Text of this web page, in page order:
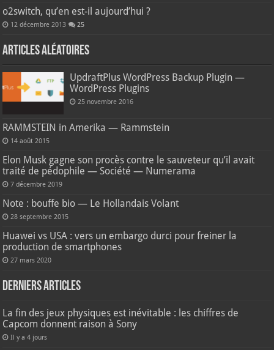
o2switch, qu’en est-il aujourd’hui ?
12 décembre 2013 25
Articles aléatoires
UpdraftPlus WordPress Backup Plugin —
WordPress Plugins
25 novembre 2016
RAMMSTEIN in Amerika — Rammstein
14 août 2015
Elon Musk gagne son procès contre le sauveteur qu’il avait
traité de pédophile — Société — Numerama
7 décembre 2019
Note : bouffe bio — Le Hollandais Volant
28 septembre 2015
Huawei vs USA : vers un embargo durci pour freiner la
production de smartphones
27 mars 2020
Derniers articles
La fin des jeux physiques est inévitable : les chiffres de
Capcom donnent raison à Sony
Il y a 4 jours